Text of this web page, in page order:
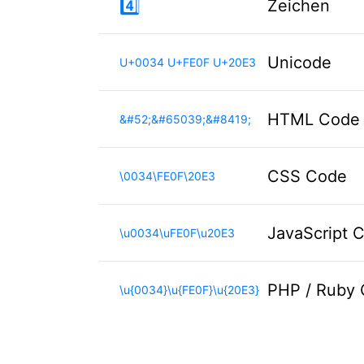
4️⃣ Zeichen
U+0034 U+FE0F U+20E3 Unicode
&#52;&#65039;&#8419; HTML Code
\0034\FE0F\20E3 CSS Code
\u0034\uFE0F\u20E3 JavaScript
\u{0034}\u{FE0F}\u{20E3} PHP / Ruby